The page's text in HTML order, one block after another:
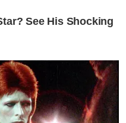
See His Shocking